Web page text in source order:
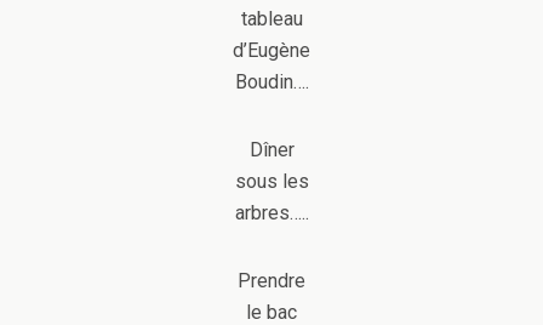
tableau
d’Eugène
Boudin….
Dîner
sous les
arbres…..
Prendre
le bac